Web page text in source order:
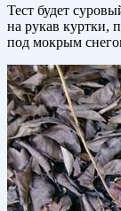
Тест будет
на рукав куртки,
под мокрым